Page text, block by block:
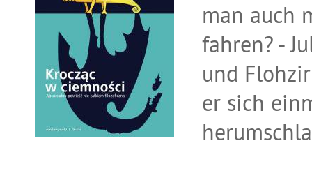
man auch
fahren? -
und
er sich